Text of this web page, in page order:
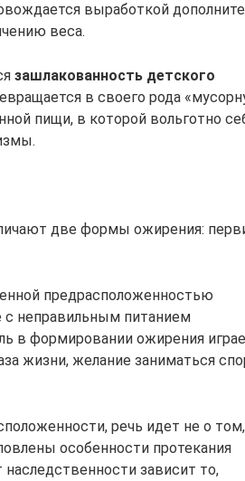
выработкой
веса.
зашлакованность детского
в своего рода
пищи, в которой вольготно
две формы ожирения:
предрасположенностью
с неправильным питанием
в формировании ожирения
жизни, желание заниматься
речь идет не о
особенности протекания
зависит то,